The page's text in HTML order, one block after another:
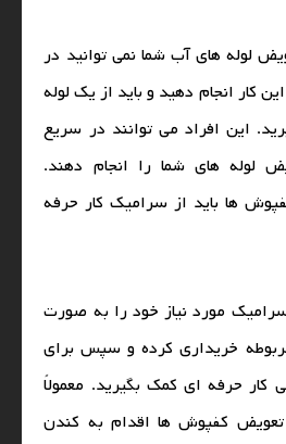
لوله‌ های آب شما نمی‌ توانید در
انجام دهید و باید از یک لوله
این افراد می‌ توانند در سریع‌
لوله‌ های شما را انجام دهند.
ها باید از سرامیک کار حرفه‌
مورد نیاز خود را به صورت
خریداری کرده و سپس برای
حرفه‌ ای کمک بگیرید. معمولاً
تعویض کفپوش‌ ها اقدام به کندن